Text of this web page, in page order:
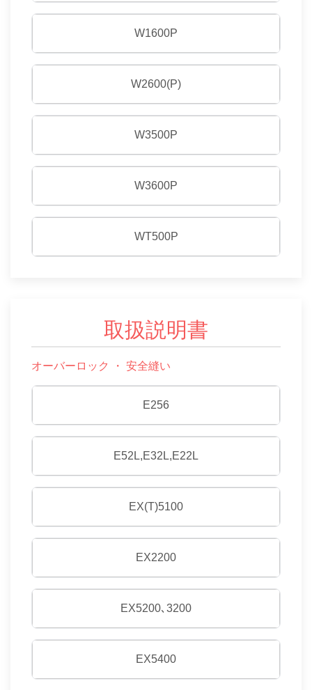
W1600P
W2600(P)
W3500P
W3600P
WT500P
取扱説明書
オーバーロック ・ 安全縫い
E256
E52L,E32L,E22L
EX(T)5100
EX2200
EX5200､3200
EX5400